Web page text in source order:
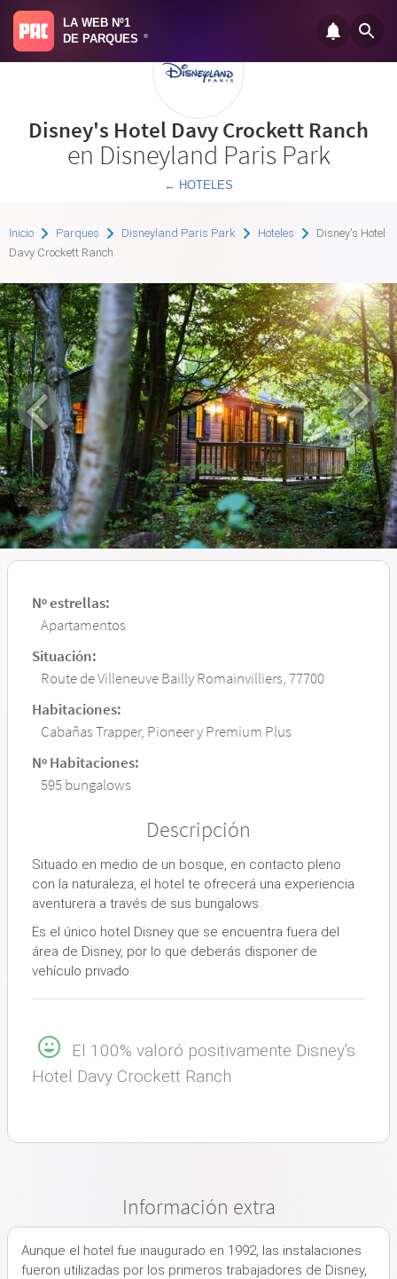
LA WEB Nº1
DE PARQUES
®
Disney's Hotel Davy Crockett Ranch
en Disneyland Paris Park
← HOTELES
Inicio Parques Disneyland Paris Park Hoteles
Disney's Hotel
Davy Crockett Ranch
Nº estrellas:
Apartamentos
Situación:
Route de Villeneuve Bailly Romainvilliers, 77700
Habitaciones:
Cabañas Trapper, Pioneer y Premium Plus
Nº Habitaciones:
595 bungalows
Descripción
Situado en medio de un bosque, en contacto pleno
con la naturaleza, el hotel te ofrecerá una experiencia
aventurera a través de sus bungalows.
Es el único hotel Disney que se encuentra fuera del
área de Disney, por lo que deberás disponer de
vehículo privado.
El 100% valoró positivamente Disney's
Hotel Davy Crockett Ranch
Información extra
Aunque el hotel fue inaugurado en 1992, las instalaciones
fueron utilizadas por los primeros trabajadores de Disney,